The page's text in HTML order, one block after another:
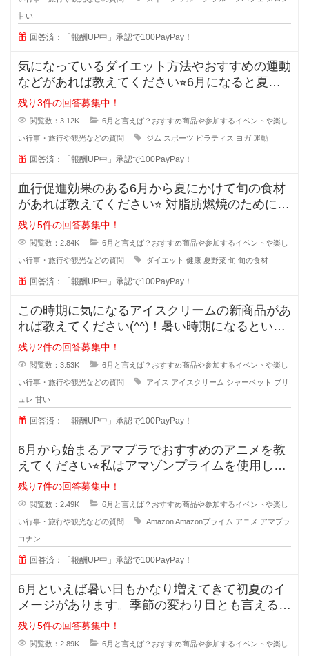
甘い
回答済：「報酬UP中」承認で100PayPay！
気になっているダイエット方法やおすすめの運動
などがあれば教えてください⭐︎6月になると夏直
前！とダイエット
残り3件の回答募集中！
閲覧数：3.12K 6月と言えば？おすすめ商品や参加するイベントや楽し
い行事・旅行や観光などの質問 ジム スポーツ ピラティス ヨガ 運動
回答済：「報酬UP中」承認で100PayPay！
血行促進効果のある6月から夏にかけて旬の食材
があれば教えてください⭐︎ 対脂肪燃焼のために血
行を促進
残り5件の回答募集中！
閲覧数：2.84K 6月と言えば？おすすめ商品や参加するイベントや楽し
い行事・旅行や観光などの質問 ダイエット 健康 夏野菜 旬 旬の食材
回答済：「報酬UP中」承認で100PayPay！
この時期に気になるアイスクリームの新商品があ
れば教えてください(^^)！暑い時期になるといろ
んなアイスが販売されますよね
残り2件の回答募集中！
閲覧数：3.53K 6月と言えば？おすすめ商品や参加するイベントや楽し
い行事・旅行や観光などの質問 アイス アイスクリーム シャーベット ブリ
ュレ 甘い
回答済：「報酬UP中」承認で100PayPay！
6月から始まるアマプラでおすすめのアニメを教
えてください⭐︎私はアマゾンプライムを使用して
います。
残り7件の回答募集中！
閲覧数：2.49K 6月と言えば？おすすめ商品や参加するイベントや楽し
い行事・旅行や観光などの質問 AmazonAmazonプライム アニメ アマプラ
コナン
回答済：「報酬UP中」承認で100PayPay！
6月といえば暑い日もかなり増えてきて初夏のイ
メージがあります。季節の変わり目とも言える季
節ですが、服装にいつも困ってしま
残り5件の回答募集中！
閲覧数：2.89K 6月と言えば？おすすめ商品や参加するイベントや楽し